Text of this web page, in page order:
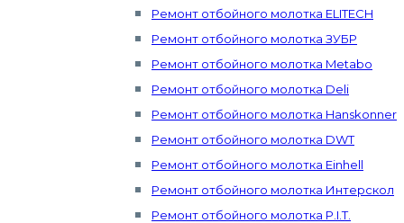
Ремонт отбойного молотка ELITECH
Ремонт отбойного молотка ЗУБР
Ремонт отбойного молотка Metabo
Ремонт отбойного молотка Deli
Ремонт отбойного молотка Hanskonner
Ремонт отбойного молотка DWT
Ремонт отбойного молотка Einhell
Ремонт отбойного молотка Интерскол
Ремонт отбойного молотка P.I.T.